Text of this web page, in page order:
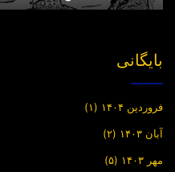
بایگانی
فروردین ۱۴۰۴ (۱)
آبان ۱۴۰۳ (۲)
مهر ۱۴۰۳ (۵)